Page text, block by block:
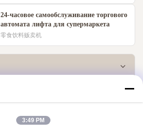
24-часовое самообслуживание торгового
автомата лифта для супермаркета
零食饮料贩卖机
3:49 PM